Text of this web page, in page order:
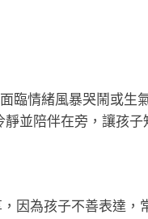
臨情緒風暴哭鬧或生
並陪伴在旁，讓孩
因為孩子不善表達